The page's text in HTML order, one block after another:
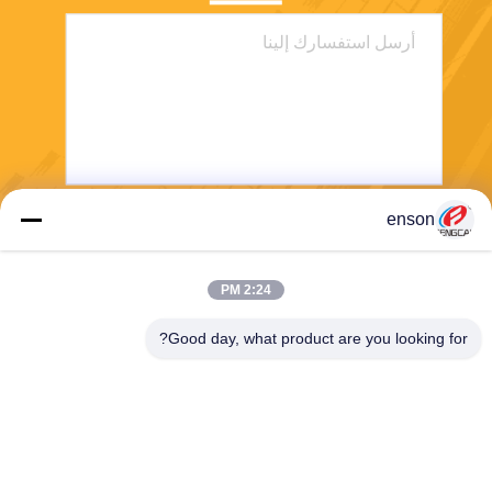
enson
2:24 PM
Good day, what product are you looking for?